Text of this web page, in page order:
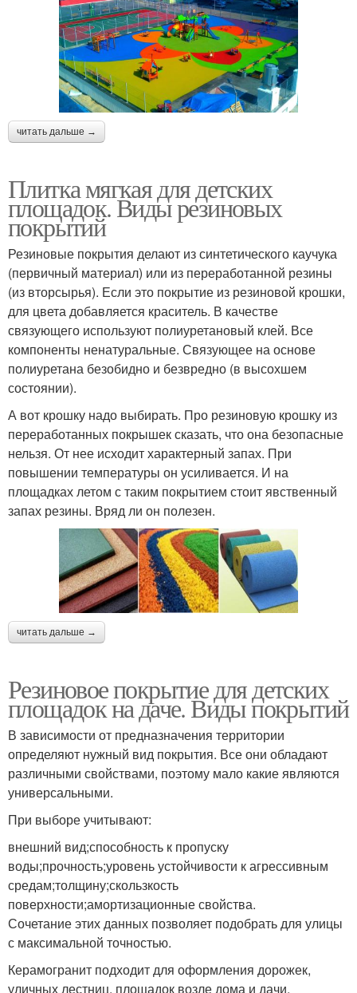
читать дальше →
Плитка мягкая для детских
площадок. Виды резиновых
покрытий
Резиновые покрытия делают из синтетического каучука
(первичный материал) или из переработанной резины
(из вторсырья). Если это покрытие из резиновой крошки,
для цвета добавляется краситель. В качестве
связующего используют полиуретановый клей. Все
компоненты ненатуральные. Связующее на основе
полиуретана безобидно и безвредно (в высохшем
состоянии).
А вот крошку надо выбирать. Про резиновую крошку из
переработанных покрышек сказать, что она безопасные
нельзя. От нее исходит характерный запах. При
повышении температуры он усиливается. И на
площадках летом с таким покрытием стоит явственный
запах резины. Вряд ли он полезен.
читать дальше →
Резиновое покрытие для детских
площадок на даче. Виды покрытий
В зависимости от предназначения территории
определяют нужный вид покрытия. Все они обладают
различными свойствами, поэтому мало какие являются
универсальными.
При выборе учитывают:
внешний вид;способность к пропуску
воды;прочность;уровень устойчивости к агрессивным
средам;толщину;скользкость
поверхности;амортизационные свойства.
Сочетание этих данных позволяет подобрать для улицы
с максимальной точностью.
Керамогранит подходит для оформления дорожек,
уличных лестниц, площадок возле дома и дачи,